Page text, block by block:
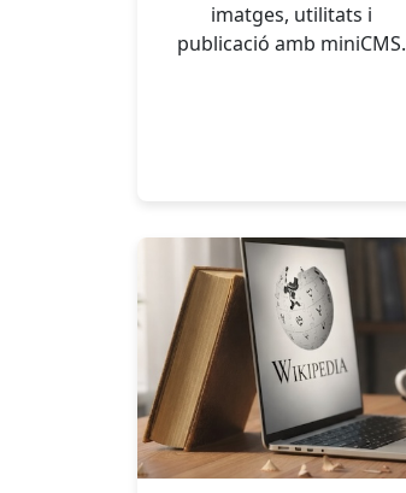
imatges, utilitats i
publicació amb miniCMS.